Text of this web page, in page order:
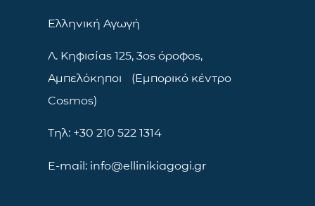
Ελληνική Αγωγή
Λ. Κηφισίας 125, 3ος όροφος,
Αμπελόκηποι (Εμπορικό κέντρο
Cosmos)
Τηλ: +30 210 522 1314
E-mail: info@ellinikiagogi.gr